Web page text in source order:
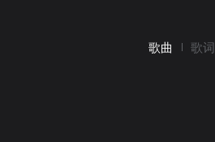
歌曲 歌词